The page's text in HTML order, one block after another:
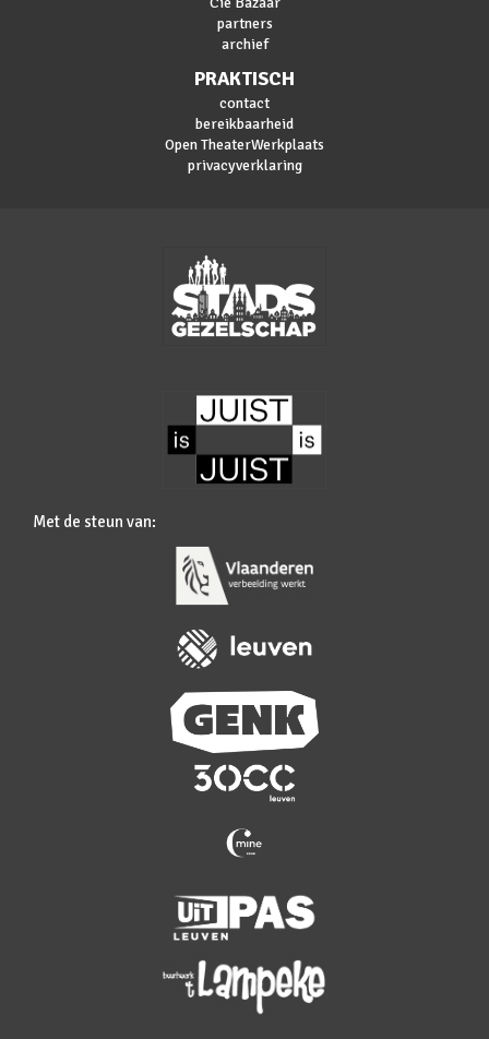
partners
archief
PRAKTISCH
contact
bereikbaarheid
Open TheaterWerkplaats
privacyverklaring
Met de steun van: